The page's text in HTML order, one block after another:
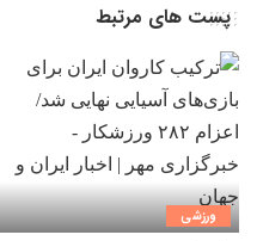
پست های مرتبط
ورزشی